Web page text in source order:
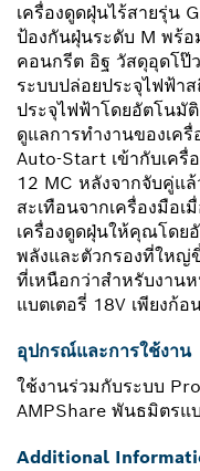
เครื่องดูดฝุ่นไร้สายรุ่น
ป้องกันฝุ่นระดับ M พร้
คอนกรีต อิฐ วัสดุอุดโป๊
ระบบปล่อยประจุไฟฟ้า
ประจุไฟฟ้าโดยอัตโนมั
ดูแลการทำงานของเค
Auto-Start เข้ากับเค
12 MC หลังจากจับคู่แ
สะเทือนจากเครื่องมือ
เครื่องดูดฝุ่นให้คุณโดย
พลังและตัวกรองที่ใหญ่
ที่เหนือกว่าสำหรับงาน
แบตเตอรี่ 18V เพียงก้อ
อุปกรณ์และการใช้งาน
ใช้งานร่วมกับระบบ
AMPShare พันธมิตรแ
Additional